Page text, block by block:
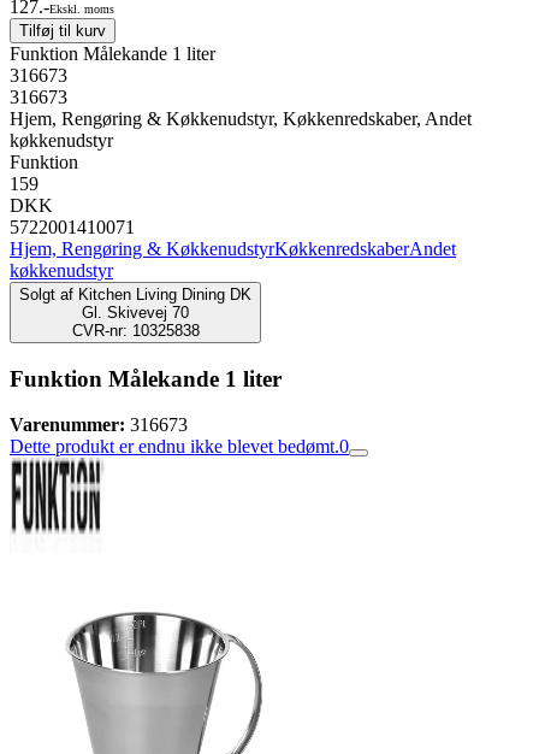
127.-Ekskl. moms
Tilføj til kurv
Funktion Målekande 1 liter
316673
316673
Hjem, Rengøring & Køkkenudstyr, Køkkenredskaber, Andet
køkkenudstyr
Funktion
159
DKK
5722001410071
Hjem, Rengøring & KøkkenudstyrKøkkenredskaberAndet
køkkenudstyr
Solgt af Kitchen Living Dining DK
Gl. Skivevej 70
CVR-nr: 10325838
Funktion Målekande 1 liter
Varenummer: 316673
Dette produkt er endnu ikke blevet bedømt.0